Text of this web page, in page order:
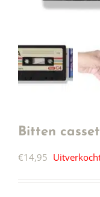
Bitten
€14,95